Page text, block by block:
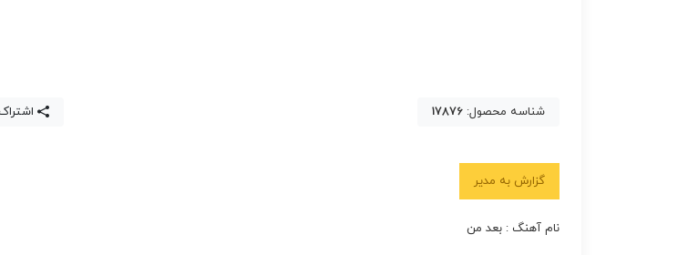
شناسه محصول: 17876
گزارش به مدیر
نام آهنگ : بعد من